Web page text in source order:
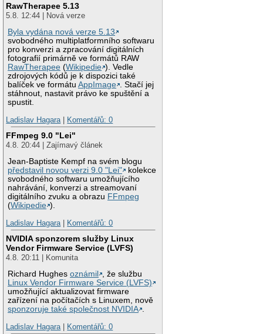
RawTherapee 5.13
5.8. 12:44 | Nová verze
Byla vydána nová verze 5.13
svobodného multiplatformního softwaru
pro konverzi a zpracování digitálních
fotografií primárně ve formátů RAW
RawTherapee (Wikipedie ). Vedle
zdrojových kódů je k dispozici také
balíček ve formátuAppImage . Stačí jej
stáhnout, nastavit právo ke spuštění a
spustit.
Ladislav Hagara| Komentářů: 0
FFmpeg 9.0 "Lei"
4.8. 20:44 | Zajímavý článek
Jean-Baptiste Kempf na svém blogu
představil novou verzi 9.0 "Lei"
kolekce
svobodného softwaru umožňujícího
nahrávání, konverzi a streamovaní
digitálního zvuku a obrazu FFmpeg
(Wikipedie ).
Ladislav Hagara| Komentářů: 0
NVIDIA sponzorem služby Linux
Vendor Firmware Service (LVFS)
4.8. 20:11 | Komunita
Richard Hughesoznámil
, že službu
Linux Vendor Firmware Service (LVFS)
umožňující aktualizovat firmware
zařízení na počítačích s Linuxem, nově
sponzoruje také společnost NVIDIA .
Ladislav Hagara| Komentářů: 0